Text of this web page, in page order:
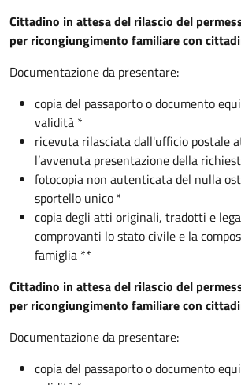
Cittadino in attesa del rilascio del
per ricongiungimento familiare con
Documentazione da presentare:
copia del passaporto o documento
validità *
ricevuta rilasciata dall'ufficio postale
l’avvenuta presentazione della
fotocopia non autenticata del nulla
sportello unico *
copia degli atti originali, tradotti e
comprovanti lo stato civile e la
famiglia **
Cittadino in attesa del rilascio del
per ricongiungimento familiare con
Documentazione da presentare:
copia del passaporto o documento